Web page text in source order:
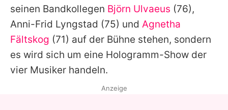
seinen Bandkollegen Björn Ulvaeus (76),
Anni-Frid Lyngstad (75) und Agnetha
Fältskog (71) auf der Bühne stehen, sondern
es wird sich um eine Hologramm-Show der
vier Musiker handeln.
Anzeige